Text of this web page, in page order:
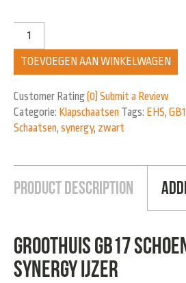
TOEVOEGEN AAN WINKELWAGEN
Customer Rating(0) Submit a Review
Categorie: Klapschaatsen Tags: EHS,
Schaatsen, synergy, zwart
Product Description
Groothuis GB17
synergy ijzer